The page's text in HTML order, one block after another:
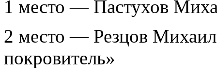
1 место — Пастухов
2 место — Резцов
покровитель»